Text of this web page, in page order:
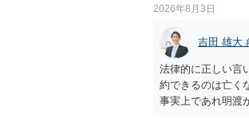
2026年8月3日
吉田 雄大
法律的に正しい言
約できるのは亡く
事実上であれ明渡